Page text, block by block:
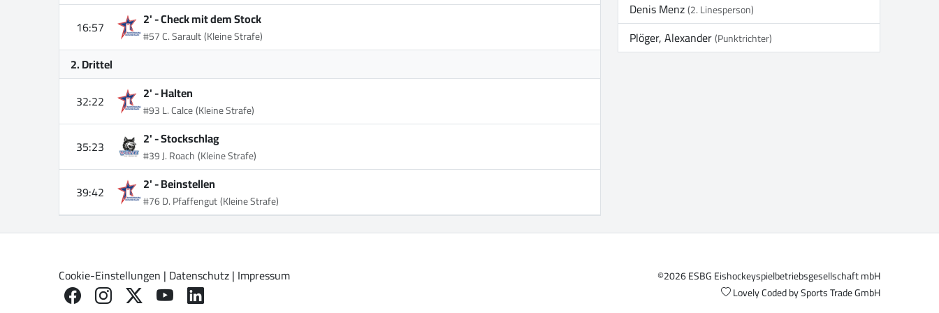
16:57 2' -Check mit dem Stock
#57 C. Sarault(Kleine Strafe)
2. Drittel
32:22
2' -Halten
#93 L. Calce(Kleine Strafe)
35:23 2' -Stockschlag
#39 J. Roach(Kleine Strafe)
39:42 2' -Beinstellen
#76 D. Pfaffengut(Kleine Strafe)
Denis Menz(2. Linesperson)
Plöger, Alexander(Punktrichter)
Cookie-Einstellungen | Datenschutz| Impressum
©2026 ESBG Eishockeyspielbetriebsgesellschaft mbH
Lovely Coded bySports Trade GmbH